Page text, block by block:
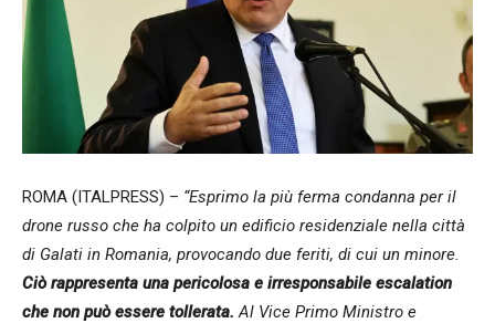
ROMA (ITALPRESS) – “Esprimo la più ferma condanna per il
drone russo che ha colpito un edificio residenziale nella città
di Galati in Romania, provocando due feriti, di cui un minore.
Ciò rappresenta una pericolosa e irresponsabile escalation
che non può essere tollerata. Al Vice Primo Ministro e